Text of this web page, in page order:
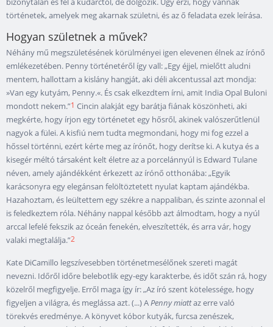
történetek, amelyek meg akarnak születni, és az ő feladata ezek leírása.
Hogyan születnek a művek?
Néhány mű megszületésének körülményei igen elevenen élnek az írónő
emlékezetében. Penny történetéről így vall: „Egy éjjel, mielőtt aludni
mentem, hallottam a kislány hangját, aki déli akcentussal azt mondja:
»Van egy kutyám, Penny.«. És csak elkezdtem írni, amit India Opal Buloni
mondott nekem.”1 Cincin alakját egy barátja fiának köszönheti, aki
megkérte, hogy írjon egy történetet egy hősről, akinek valószerűtlenül
nagyok a fülei. A kisfiú nem tudta megmondani, hogy mi fog ezzel a
hőssel történni, ezért kérte meg az írónőt, hogy derítse ki. A kutya és a
kisegér méltó társaként kelt életre az a porcelánnyúl is Edward Tulane
néven, amely ajándékként érkezett az írónő otthonába: „Egyik
karácsonyra egy elegánsan felöltöztetett nyulat kaptam ajándékba.
Hazahoztam, és leültettem egy székre a nappaliban, és szinte azonnal el
is feledkeztem róla. Néhány nappal később azt álmodtam, hogy a nyúl
arccal lefelé fekszik az óceán fenekén, elveszítették, és arra vár, hogy
valaki megtalálja.”2
Kate DiCamillo legszívesebben történetmesélőnek szereti magát
nevezni. Időről időre belebotlik egy-egy karakterbe, és időt szán rá, hogy
közelről megfigyelje. Erről maga így ír: „Az író szent kötelessége, hogy
figyeljen a világra, és meglássa azt. (...) APenny miattaz erre való
törekvés eredménye. A könyvet kóbor kutyák, furcsa zenészek,